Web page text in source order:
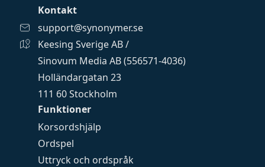
Funktioner
Korsordshjälp
Ordspel
Uttryck och ordspråk
Kontakt
support@synonymer.se
Keesing Sverige AB /
Sinovum Media AB (556571-4036)
Holländargatan 23
111 60 Stockholm